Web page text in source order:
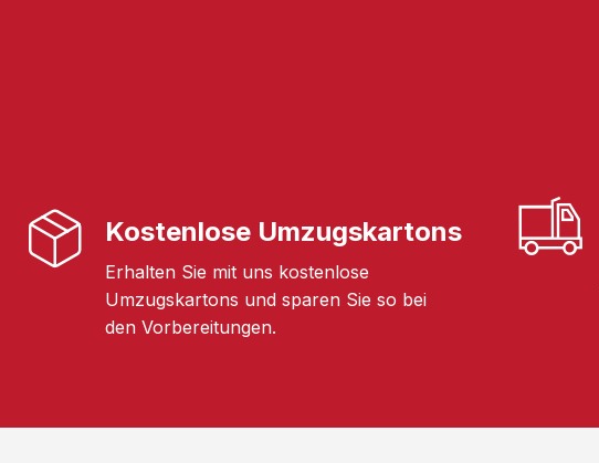
Kostenlose Umzugskartons
Erhalten Sie mit uns kostenlose
Umzugskartons und sparen Sie so bei
den Vorbereitungen.